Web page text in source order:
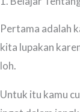
Pertama adalah
kita lupakan
loh.
Untuk itu kamu